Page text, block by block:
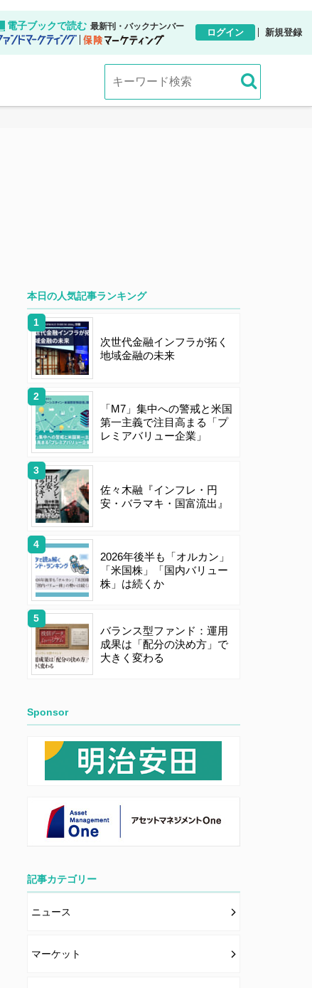
電子ブックで読む 最新刊・バックナンバー
ログイン 新規登録
本日の人気記事ランキング
次世代金融インフラが拓く
地域金融の未来
「M7」集中への警戒と米国
第一主義で注目高まる「プ
レミアバリュー企業」
佐々木融『インフレ・円
安・バラマキ・国富流出』
2026年後半も「オルカン」
「米国株」「国内バリュー
株」は続くか
バランス型ファンド：運用
成果は「配分の決め方」で
大きく変わる
Sponsor
記事カテゴリー
ニュース
マーケット